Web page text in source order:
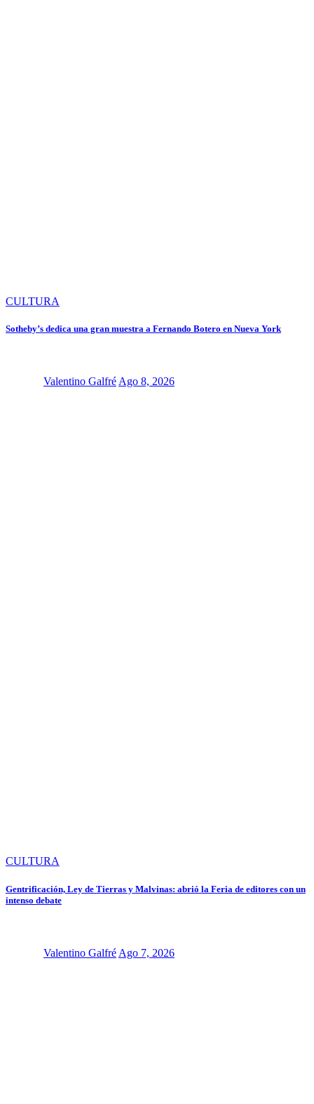
CULTURA
Sotheby’s dedica una gran muestra a Fernando Botero en Nueva York
Valentino GalfréAgo 8, 2026
CULTURA
Gentrificación, Ley de Tierras y Malvinas: abrió la Feria de editores con un
intenso debate
Valentino Galfré Ago 7, 2026